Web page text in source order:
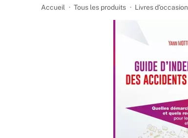
Accueil Tous les produits Livres d’occasion